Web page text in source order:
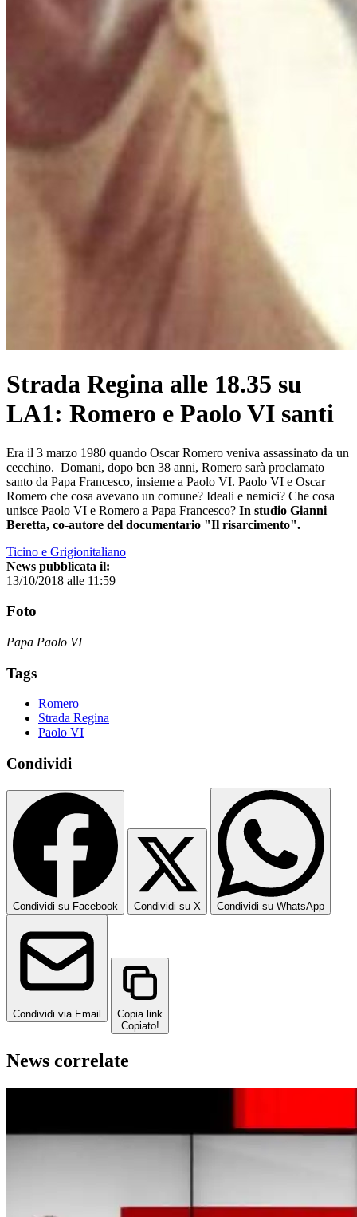
Strada Regina alle 18.35 su
LA1: Romero e Paolo VI santi
Era il 3 marzo 1980 quando Oscar Romero veniva assassinato da un
cecchino. Domani, dopo ben 38 anni, Romero sarà proclamato
santo da Papa Francesco, insieme a Paolo VI. Paolo VI e Oscar
Romero che cosa avevano un comune? Ideali e nemici? Che cosa
unisce Paolo VI e Romero a Papa Francesco? In studio Gianni
Beretta, co-autore del documentario "Il risarcimento".
Ticino e Grigionitaliano
News pubblicata il:
13/10/2018 alle 11:59
Foto
Papa Paolo VI
Tags
Romero
Strada Regina
Paolo VI
Condividi
Condividi su Facebook Condividi su X Condividi su WhatsApp
Condividi via Email
Copia link
Copiato!
News correlate